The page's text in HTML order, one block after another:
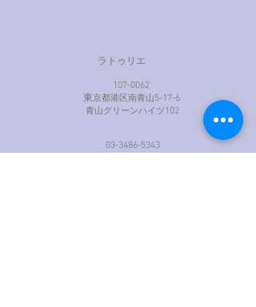
ラトゥリエ
107-0062
​ 東京都港区南青山5-17-6
​ 青山グリーンハイツ102
03-3486-5343